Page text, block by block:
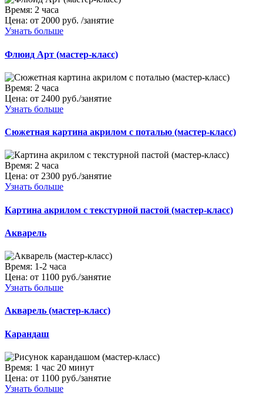
Время: 2 часа
Цена: от 2000 руб. /занятие
Узнать больше
Флюид Арт (мастер-класс)
Время: 2 часа
Цена: от 2400 руб./занятие
Узнать больше
Сюжетная картина акрилом с поталью (мастер-класс)
Время: 2 часа
Цена: от 2300 руб./занятие
Узнать больше
Картина акрилом с текстурной пастой (мастер-класс)
Акварель
Время: 1-2 часа
Цена: от 1100 руб./занятие
Узнать больше
Акварель (мастер-класс)
Карандаш
Время: 1 час 20 минут
Цена: от 1100 руб./занятие
Узнать больше